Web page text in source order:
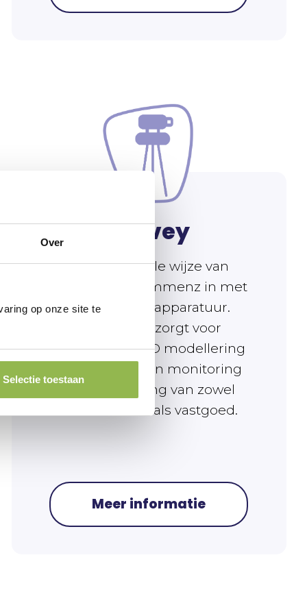
Over
op onze site te
Selectie toestaan
Survey
De traditionele wijze van
meten vult Prommenz in met
de moderne apparatuur.
Prommenz zorgt voor
nauwkeurige 3D modellering
door middel van monitoring
en maatvoering van zowel
infrastructuur als vastgoed.
Meer informatie